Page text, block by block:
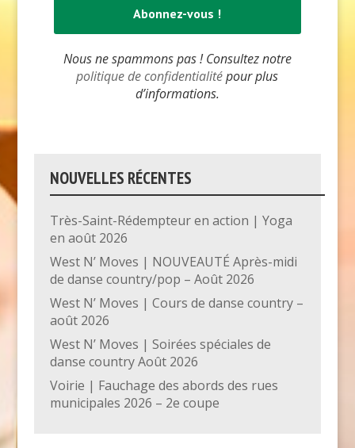
Nous ne spammons pas ! Consultez notre
politique de confidentialitépour plus
d’informations.
NOUVELLES RÉCENTES
Très-Saint-Rédempteur en action | Yoga
en août 2026
West N’ Moves | NOUVEAUTÉ Après-midi
de danse country/pop – Août 2026
West N’ Moves | Cours de danse country –
août 2026
West N’ Moves | Soirées spéciales de
danse country Août 2026
Voirie | Fauchage des abords des rues
municipales 2026 – 2e coupe